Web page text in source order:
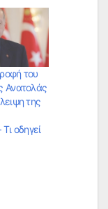
του
Ανατολάς
της
οδηγεί